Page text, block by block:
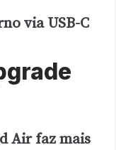
via USB-C
Air faz mais